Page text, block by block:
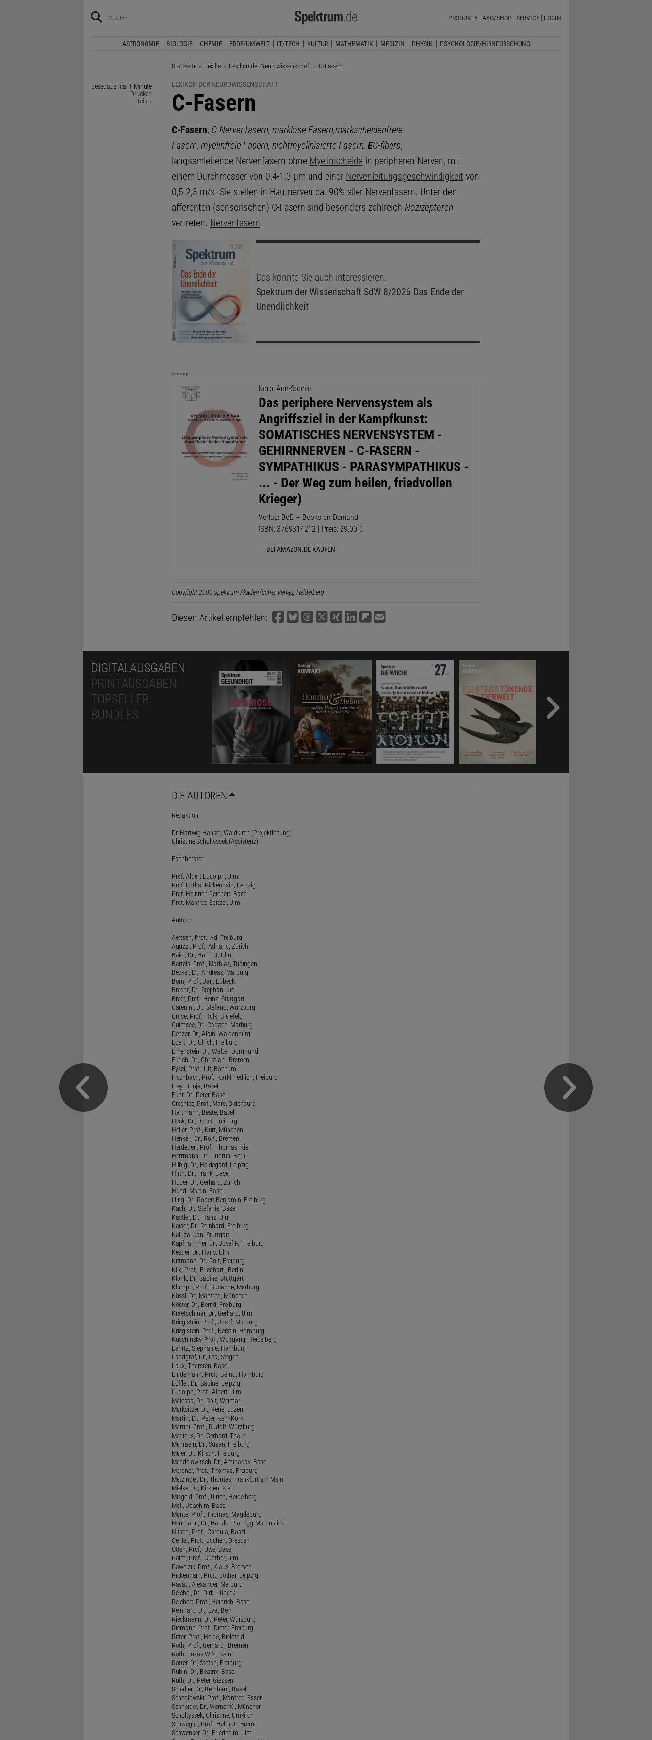
PRODUKTE ABO/SHOP SERVICE LOGIN
ASTRONOMIE BIOLOGIE CHEMIE ERDE/UMWELT IT/TECH KULTUR MATHEMATIK MEDIZIN PHYSIK PSYCHOLOGIE/HIRNFORSCHUNG
Startseite Lexika Lexikon der Neurowissenschaft Aktuelle Seite:
C-Fasern
Lesedauer ca. 1 Minute
Drucken
Teilen
LEXIKON DER NEUROWISSENSCHAFT
:
C-Fasern
C-Fasern, C-Nervenfasern, marklose Fasern,markscheidenfreie
Fasern, myelinfreie Fasern, nichtmyelinisierte Fasern, EC-fibers,
langsamleitende Nervenfasern ohne Myelinscheidein peripheren Nerven, mit
einem Durchmesser von 0,4-1,3 μm und einer Nervenleitungsgeschwindigkeit von
0,5-2,3 m/s. Sie stellen in Hautnerven ca. 90% aller Nervenfasern. Unter den
afferenten (sensorischen) C-Fasern sind besonders zahlreich Nozizeptoren
vertreten. Nervenfasern.
Das könnte Sie auch interessieren:
Spektrum der Wissenschaft SdW 8/2026 Das Ende der
Unendlichkeit
Anzeige
Korb, Ann-Sophie
Das periphere Nervensystem als
Angriffsziel in der Kampfkunst:
SOMATISCHES NERVENSYSTEM -
GEHIRNNERVEN - C-FASERN -
SYMPATHIKUS - PARASYMPATHIKUS -
... - Der Weg zum heilen, friedvollen
Krieger)
Verlag: BoD – Books on Demand
ISBN: 3769314212 | Preis: 29,00 €
BEI AMAZON.DE KAUFEN
Copyright 2000 Spektrum Akademischer Verlag, Heidelberg
Diesen Artikel empfehlen:
DIGITALAUSGABEN
PRINTAUSGABEN
TOPSELLER
BUNDLES
DIE AUTOREN
Redaktion
Dr. Hartwig Hanser, Waldkirch (Projektleitung)
Christine Scholtyssek (Assistenz)
Fachberater
Prof. Albert Ludolph, Ulm
Prof. Lothar Pickenhain, Leipzig
Prof. Heinrich Reichert, Basel
Prof. Manfred Spitzer, Ulm
Autoren
Aertsen, Prof., Ad, Freiburg
Aguzzi, Prof., Adriano, Zürich
Baier, Dr., Harmut, Ulm
Bartels, Prof., Mathias, Tübingen
Becker, Dr., Andreas, Marburg
Born, Prof., Jan, Lübeck
Brecht, Dr., Stephan, Kiel
Breer, Prof., Heinz, Stuttgart
Carenini, Dr., Stefano, Würzburg
Cruse, Prof., Holk, Bielefeld
Culmsee, Dr., Carsten, Marburg
Denzer, Dr., Alain, Waldenburg
Egert, Dr., Ulrich, Freiburg
Ehrenstein, Dr., Walter, Dortmund
Eurich, Dr., Christian , Bremen
Eysel, Prof., Ulf, Bochum
Fischbach, Prof., Karl-Friedrich, Freiburg
Frey, Dunja, Basel
Fuhr, Dr., Peter, Basel
Greenlee, Prof., Marc, Oldenburg
Hartmann, Beate, Basel
Heck, Dr., Detlef, Freiburg
Heller, Prof., Kurt, München
Henkel , Dr., Rolf , Bremen
Herdegen, Prof., Thomas, Kiel
Herrmann, Dr., Gudrun, Bern
Hilbig, Dr., Heidegard, Leipzig
Hirth, Dr., Frank, Basel
Huber, Dr., Gerhard, Zürich
Hund, Martin, Basel
Illing, Dr., Robert Benjamin, Freiburg
Käch, Dr., Stefanie, Basel
Kästler, Dr., Hans, Ulm
Kaiser, Dr., Reinhard, Freiburg
Kaluza, Jan, Stuttgart
Kapfhammer, Dr., Josef P., Freiburg
Kestler, Dr., Hans, Ulm
Kittmann, Dr., Rolf, Freiburg
Klix, Prof., Friedhart , Berlin
Klonk, Dr., Sabine, Stuttgart
Klumpp, Prof., Susanne, Marburg
Kössl, Dr., Manfred, München
Köster, Dr., Bernd, Freiburg
Kraetschmar, Dr., Gerhard, Ulm
Krieglstein, Prof., Josef, Marburg
Krieglstein, Prof., Kerstin, Homburg
Kuschinsky, Prof., Wolfgang, Heidelberg
Lahrtz, Stephanie, Hamburg
Landgraf, Dr., Uta, Stegen
Laux, Thorsten, Basel
Lindemann, Prof., Bernd, Homburg
Löffler, Dr., Sabine, Leipzig
Ludolph, Prof., Albert, Ulm
Malessa, Dr., Rolf, Weimar
Marksitzer, Dr., Rene, Luzern
Martin, Dr., Peter, Kehl-Kork
Martini, Prof., Rudolf, Würzburg
Medicus, Dr., Gerhard, Thaur
Mehraein, Dr., Susan, Freiburg
Meier, Dr., Kirstin, Freiburg
Mendelowitsch, Dr., Aminadav, Basel
Mergner, Prof., Thomas, Freiburg
Metzinger, Dr., Thomas, Frankfurt am Main
Mielke, Dr., Kirsten, Kiel
Misgeld, Prof., Ulrich, Heidelberg
Moll, Joachim, Basel
Münte, Prof., Thomas, Magdeburg
Neumann, Dr., Harald, Planegg-Martinsried
Nitsch, Prof., Cordula, Basel
Oehler, Prof., Jochen, Dresden
Otten, Prof., Uwe, Basel
Palm, Prof., Günther, Ulm
Pawelzik, Prof., Klaus, Bremen
Pickenhain, Prof., Lothar, Leipzig
Ravati, Alexander, Marburg
Reichel, Dr., Dirk, Lübeck
Reichert, Prof., Heinrich, Basel
Reinhard, Dr., Eva, Bern
Rieckmann, Dr., Peter, Würzburg
Riemann, Prof., Dieter, Freiburg
Ritter, Prof., Helge, Bielefeld
Roth, Prof., Gerhard , Bremen
Roth, Lukas W.A., Bern
Rotter, Dr., Stefan, Freiburg
Rubin, Dr., Beatrix, Basel
Ruth, Dr., Peter, Giessen
Schaller, Dr., Bernhard, Basel
Schedlowski, Prof., Manfred, Essen
Schneider, Dr., Werner X., München
Scholtyssek, Christine, Umkirch
Schwegler, Prof., Helmut , Bremen
Schwenker, Dr., Friedhelm, Ulm